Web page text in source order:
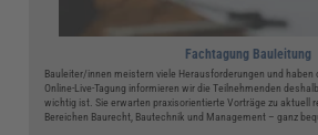
Fachtagung Bauleitung
Bauleiter/innen meistern viele Herausforderungen und
Online-Live-Tagung informieren wir die Teilnehmenden
wichtig ist. Sie erwarten praxisorientierte Vorträge zu aktuell
Bereichen Baurecht, Bautechnik und Management – ganz